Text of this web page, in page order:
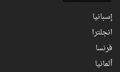
إسبانيا
انجلترا
فرنسا
ألمانيا